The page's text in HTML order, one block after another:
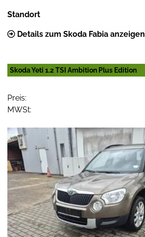
Standort
Details zum Skoda Fabia anzeigen
Skoda Yeti 1.2 TSI Ambition Plus Edition
Preis:
MWSt: